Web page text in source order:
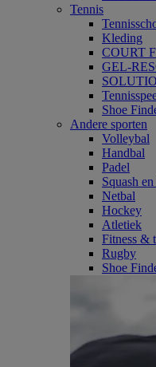
Tennis
Kleding
COURT
GEL-
Shoe
Andere sporten
Volleybal
Handbal
Padel
Squash
Netbal
Hockey
Atletiek
Fitness &
Rugby
Shoe